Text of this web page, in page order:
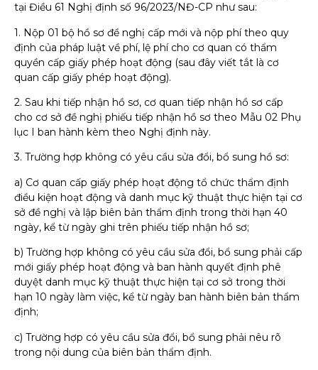
tại Điều 61 Nghị định số 96/2023/NĐ-CP như sau:
1. Nộp 01 bộ hồ sơ đề nghị cấp mới và nộp phí theo quy
định của pháp luật về phí, lệ phí cho cơ quan có thẩm
quyền cấp giấy phép hoạt động (sau đây viết tắt là cơ
quan cấp giấy phép hoạt động).
2. Sau khi tiếp nhận hồ sơ, cơ quan tiếp nhận hồ sơ cấp
cho cơ sở đề nghị phiếu tiếp nhận hồ sơ theo Mẫu 02 Phụ
lục I ban hành kèm theo Nghị định này.
3. Trường hợp không có yêu cầu sửa đổi, bổ sung hồ sơ:
a) Cơ quan cấp giấy phép hoạt động tổ chức thẩm định
điều kiện hoạt động và danh mục kỹ thuật thực hiện tại cơ
sở đề nghị và lập biên bản thẩm định trong thời hạn 40
ngày, kể từ ngày ghi trên phiếu tiếp nhận hồ sơ;
b) Trường hợp không có yêu cầu sửa đổi, bổ sung phải cấp
mới giấy phép hoạt động và ban hành quyết định phê
duyệt danh mục kỹ thuật thực hiện tại cơ sở trong thời
hạn 10 ngày làm việc, kể từ ngày ban hành biên bản thẩm
định;
c) Trường hợp có yêu cầu sửa đổi, bổ sung phải nêu rõ
trong nội dung của biên bản thẩm định.